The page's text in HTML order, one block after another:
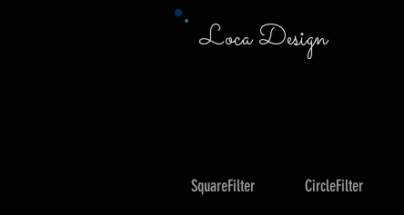
Loca Design
SquareFilter CircleFilter